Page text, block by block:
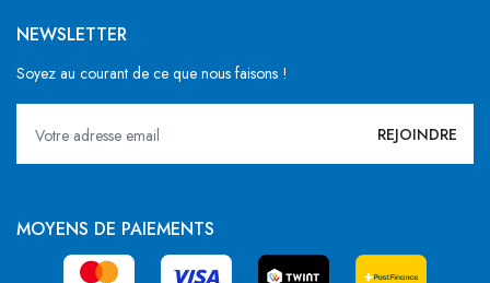
NEWSLETTER
Soyez au courant de ce que nous faisons !
MOYENS DE PAIEMENTS